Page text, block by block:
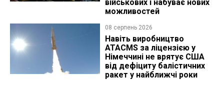
військових і набуває нових
можливостей
08 серпень 2026
Навіть виробництво
ATACMS за ліцензією у
Німеччині не врятує США
від дефіциту балістичних
ракет у найближчі роки